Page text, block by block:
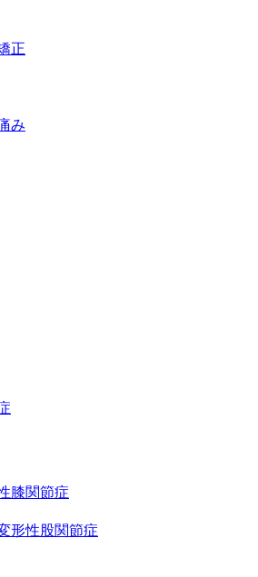
正
み
膝関節症
形性股関節症